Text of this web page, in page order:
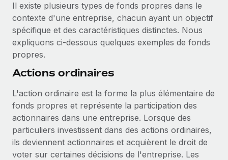
Recevez des conseils d’experts sur les RH à
l’international et la conformité
Contrôles d’antécédents
Simplifiez vos processus de présélection des
candidats
Remote Watchtower
Gardez un temps d’avance sur les risques en
matière de conformité
Gestion des appareils
Achetez et suivez vos équipements informatiques
Remote Build
Bientôt disponible
Conseil en intégrations et automatisations assistées par
l’IA
ÉTUDES DE CAS
Centre de ressources
Obtenir de l’aide
Voir toutes les ressources
BLOG
Paie multipays
EOR et PEO
Gestion des freelances
Il existe plusieurs types de fonds propres dans le
contexte d'une entreprise, chacun ayant un objectif
spécifique et des caractéristiques distinctes. Nous
expliquons ci-dessous quelques exemples de fonds
propres.
Actions ordinaires
L'action ordinaire est la forme la plus élémentaire de
fonds propres et représente la participation des
actionnaires dans une entreprise. Lorsque des
particuliers investissent dans des actions ordinaires,
ils deviennent actionnaires et acquièrent le droit de
voter sur certaines décisions de l'entreprise. Les